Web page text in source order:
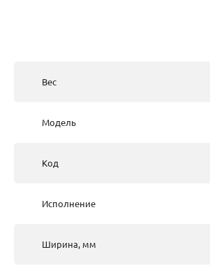
Вес
Модель
Код
Исполнение
Ширина, мм